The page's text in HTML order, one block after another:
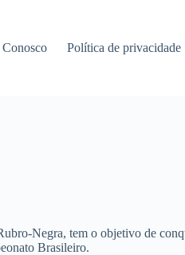
Conosco Política de privacidade
Negra, tem o objetivo de
Brasileiro.